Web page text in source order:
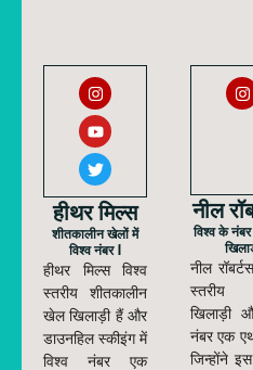
हीथर मिल्स
शीतकालीन खेलों में
विश्व नंबर 1
हीथर मिल्स विश्व
स्तरीय शीतकालीन
खेल खिलाड़ी हैं और
डाउनहिल स्कीइंग में
विश्व नंबर एक
नील
विश्व के
नील
स्तरीय
खिलाड़ी
नंबर एक
जिन्होंने